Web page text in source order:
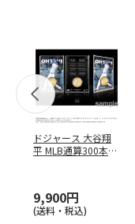
ドジャース 大谷翔
平 MLB通算300本塁
9,900円
(送料・税込)